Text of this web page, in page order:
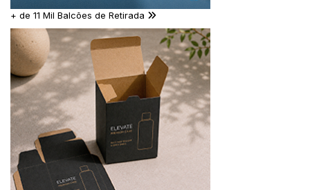
+ de 11 Mil Balcões de Retirada